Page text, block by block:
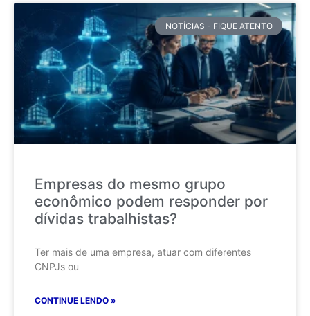
NOTÍCIAS - FIQUE ATENTO
Empresas do mesmo grupo
econômico podem responder por
dívidas trabalhistas?
Ter mais de uma empresa, atuar com diferentes
CNPJs ou
CONTINUE LENDO »